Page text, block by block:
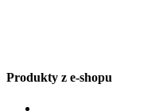
Produkty z e-shopu